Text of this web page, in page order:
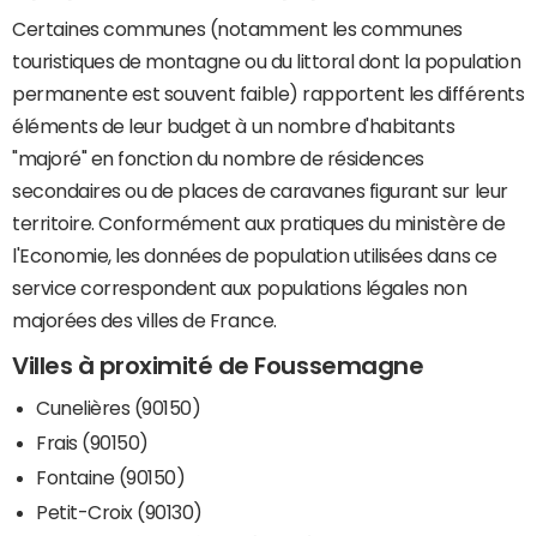
Certaines communes (notamment les communes
touristiques de montagne ou du littoral dont la population
permanente est souvent faible) rapportent les différents
éléments de leur budget à un nombre d'habitants
"majoré" en fonction du nombre de résidences
secondaires ou de places de caravanes figurant sur leur
territoire. Conformément aux pratiques du ministère de
l'Economie, les données de population utilisées dans ce
service correspondent aux populations légales non
majorées des villes de France.
Villes à proximité de Foussemagne
Cunelières (90150)
Frais (90150)
Fontaine (90150)
Petit-Croix (90130)